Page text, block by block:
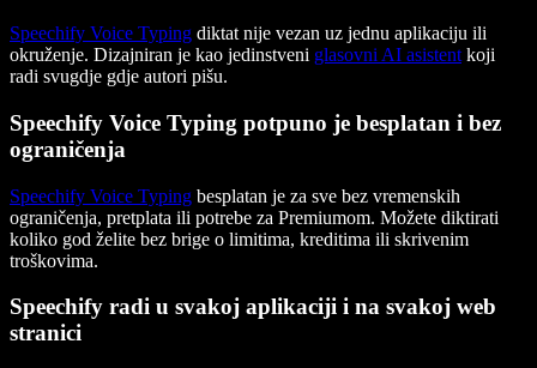
Speechify Voice Typing diktat nije vezan uz jednu aplikaciju ili
okruženje. Dizajniran je kao jedinstveni glasovni AI asistent koji
radi svugdje gdje autori pišu.
Speechify Voice Typing potpuno je besplatan i bez
ograničenja
Speechify Voice Typing besplatan je za sve bez vremenskih
ograničenja, pretplata ili potrebe za Premiumom. Možete diktirati
koliko god želite bez brige o limitima, kreditima ili skrivenim
troškovima.
Speechify radi u svakoj aplikaciji i na svakoj web
stranici